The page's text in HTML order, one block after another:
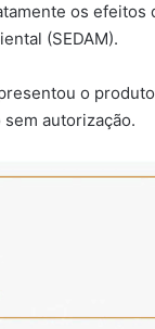
os efeitos
(SEDAM).
o
autorização.